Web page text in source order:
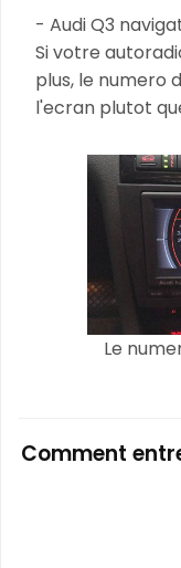
- Audi Q3
Si votre
plus, le numero
l'ecran plutot
Le
Comment